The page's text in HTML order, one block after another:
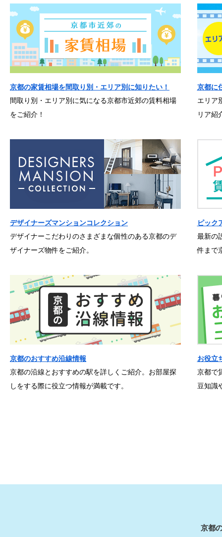
京都の家賃相場を間取り別・エリア別に知りたい！
間取り別・エリア別に気になる京都市近郊の賃料相場
をご紹介！
京都に
エリア
リア紹
デザイナーズマンションコレクション
デザイナーこだわりのさまざまな個性のある京都のデ
ザイナーズ物件をご紹介。
ピック
最新の
件まで
京都のおすすめ沿線情報
京都の沿線とおすすめの駅を詳しくご紹介。お部屋探
しをする際に役立つ情報が満載です。
お役立
京都で
豆知識
京都